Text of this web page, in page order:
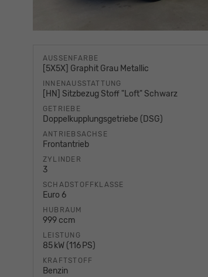
AUSSENFARBE
[5X5X] Graphit Grau Metallic
INNENAUSSTATTUNG
[HN] Sitzbezug Stoff "Loft" Schwarz
GETRIEBE
Doppelkupplungsgetriebe (DSG)
ANTRIEBSACHSE
Frontantrieb
ZYLINDER
3
SCHADSTOFFKLASSE
Euro 6
HUBRAUM
999 ccm
LEISTUNG
85 kW (116 PS)
KRAFTSTOFF
Benzin